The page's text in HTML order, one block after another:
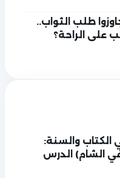
طلب الثواب..
على الراحة؟
الكتاب والسنة:
الشام) الدرس